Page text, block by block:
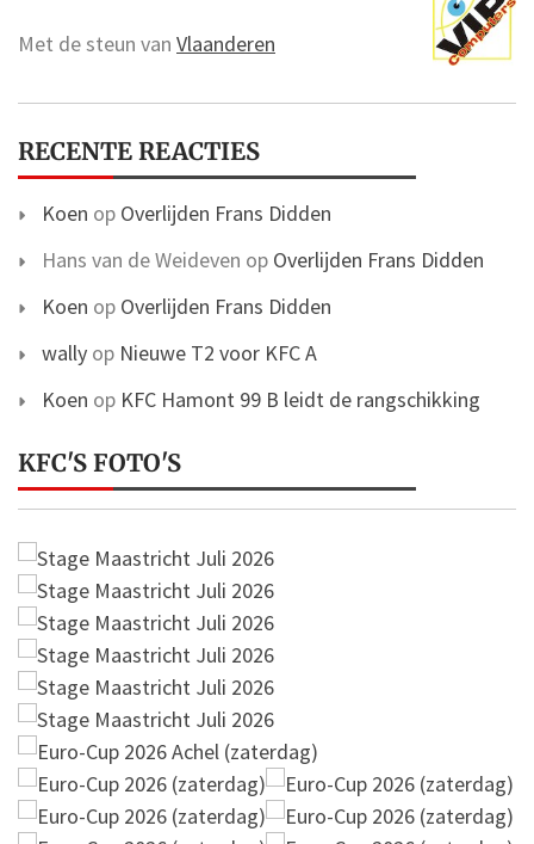
Met de steun van Vlaanderen
RECENTE REACTIES
Koen op Overlijden Frans Didden
Hans van de Weideven op Overlijden Frans Didden
Koen op Overlijden Frans Didden
wally op Nieuwe T2 voor KFC A
Koen op KFC Hamont 99 B leidt de rangschikking
KFC'S FOTO'S